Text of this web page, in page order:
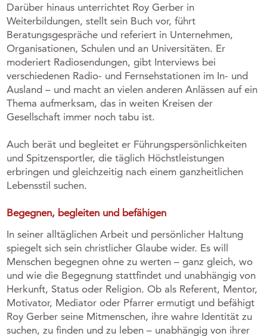
Darüber hinaus unterrichtet Roy Gerber in
Weiterbildungen, stellt sein Buch vor, führt
Beratungsgespräche und referiert in Unternehmen,
Organisationen, Schulen und an Universitäten. Er
moderiert Radiosendungen, gibt Interviews bei
verschiedenen Radio- und Fernsehstationen im In- und
Ausland – und macht an vielen anderen Anlässen auf ein
Thema aufmerksam, das in weiten Kreisen der
Gesellschaft immer noch tabu ist.
Auch berät und begleitet er Führungspersönlichkeiten
und Spitzensportler, die täglich Höchstleistungen
erbringen und gleichzeitig nach einem ganzheitlichen
Lebensstil suchen.
Begegnen, begleiten und befähigen
In seiner alltäglichen Arbeit und persönlicher Haltung
spiegelt sich sein christlicher Glaube wider. Es will
Menschen begegnen ohne zu werten – ganz gleich, wo
und wie die Begegnung stattfindet und unabhängig von
Herkunft, Status oder Religion. Ob als Referent, Mentor,
Motivator, Mediator oder Pfarrer ermutigt und befähigt
Roy Gerber seine Mitmenschen, ihre wahre Identität zu
suchen, zu finden und zu leben – unabhängig von ihrer